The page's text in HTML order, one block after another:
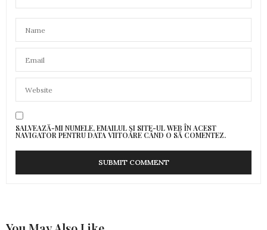
SALVEAZĂ-MI NUMELE, EMAILUL ȘI SITE-UL WEB ÎN ACEST
NAVIGATOR PENTRU DATA VIITOARE CÂND O SĂ COMENTEZ.